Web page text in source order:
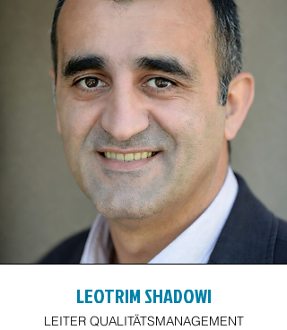
LEOTRIM SHADOWI
LEITER QUALITÄTSMANAGEMENT